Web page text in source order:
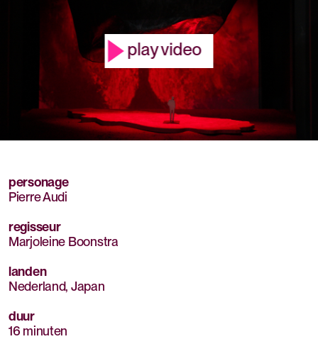
Mute
play video
personage
Pierre Audi
regisseur
Marjoleine Boonstra
landen
Nederland, Japan
duur
16 minuten